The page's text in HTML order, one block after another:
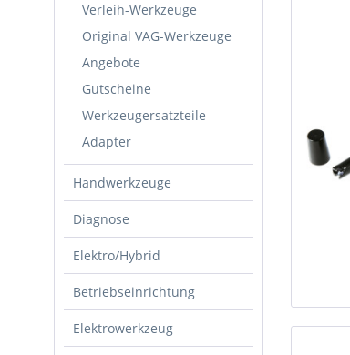
Verleih-Werkzeuge
Original VAG-Werkzeuge
Angebote
Gutscheine
Werkzeugersatzteile
Adapter
Handwerkzeuge
Diagnose
Elektro/Hybrid
Betriebseinrichtung
Elektrowerkzeug